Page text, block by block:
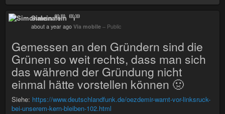
Simonalein ⁽⁽⁽i⁾⁾⁾
about a year ago Via mobile – Public
Gemessen an den Gründern sind die
Grünen so weit rechts, dass man sich
das während der Gründung nicht
einmal hätte vorstellen können 🤢
Siehe: https://www.deutschlandfunk.de/oezdemir-warnt-vor-linksruck-
bei-unserem-kern-bleiben-102.html